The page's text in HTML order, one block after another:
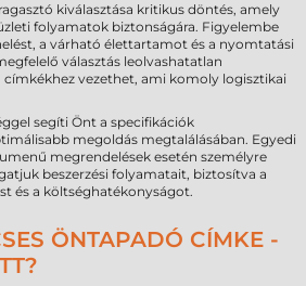
kiválasztása kritikus döntés, amely
folyamatok biztonságára. Figyelembe
a várható élettartamot és a nyomtatási
választás leolvashatatlan
vezethet, ami komoly logisztikai
segíti Önt a specifikációk
megoldás megtalálásában. Egyedi
megrendelések esetén személyre
beszerzési folyamatait, biztosítva a
és a költséghatékonyságot.
ÖNTAPADÓ CÍMKE -